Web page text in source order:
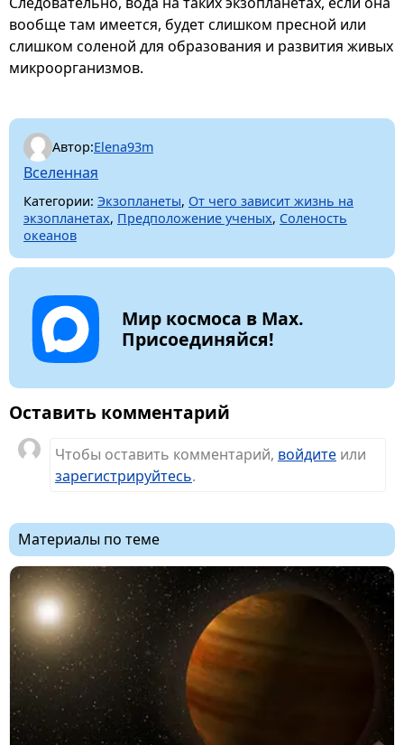
вообще там имеется, будет слишком пресной или
слишком соленой для образования и развития живых
микроорганизмов.
Автор:Elena93m
Вселенная
Категории: Экзопланеты, От чего зависит жизнь на
экзопланетах, Предположение ученых, Соленость
океанов
Мир космоса в Max.
Присоединяйся!
Оставить комментарий
Чтобы оставить комментарий, войдите или
зарегистрируйтесь.
Материалы по теме